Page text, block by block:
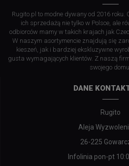
Rugito.pl to modne dywany od 2016
ich sprzedażą nie tylko w Polsce, ale
odbiorców mamy w takich krajach jak
W naszym asortymencie znajdują się
kieszeń, jak i bardziej ekskluzywne
gusta wymagających klientów. Z naszą
swojego
DANE
Rugito
Aleja
26-225
Infolinia pon-pt